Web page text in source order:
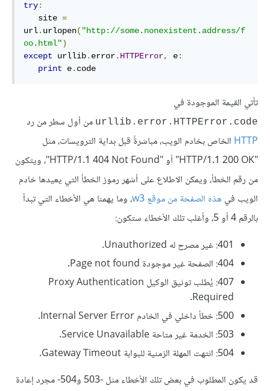
try:
   site
=
url. urlopen( "http://some.nonexistent.address/f
oo.html")
except urllib. error. HTTPError, e:
print e. code
تأتي القيمة الموجودة في
urllib.error.HTTPError.code من أول سطر من رد
HTTP الخاص بخادم الويب، مباشرةً قبل بداية الترويسات، مثل
"HTTP/1.1 200 OK" أو "HTTP/1.1 404 Not Found"، ويتكون
من رقم الخطأ، ويمكن الاطلاع على أشهر رموز الخطأ التي يعيدها خادم
الويب فيهذه الصفحة من موقع w3
، وما يهمنا هي الأخطاء التي تبدأ
بالرقم 4 أو 5، وأغلب تلك الأخطاء ستكون:
401: غير مصرح له Unauthorized.
404: الصفحة غير موجودة Page not found.
407: يُطلب توثيق الوكيل Proxy Authentication
Required.
500: خطأ داخلي في الخادم Internal Server Error.
503: الخدمة غير متاحة Service Unavailable.
504: انتهت المهلة الزمنية للبوابة Gateway Timeout.
قد يكون المطلوب في بعض تلك الأخطاء مثل -503 و504- مجرد إعادة